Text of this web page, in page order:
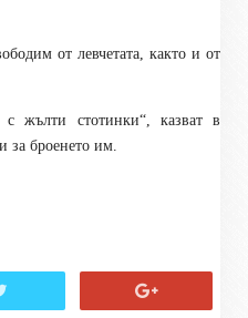
от левчетата, както и от
жълти стотинки“, казват в
за броенето им.